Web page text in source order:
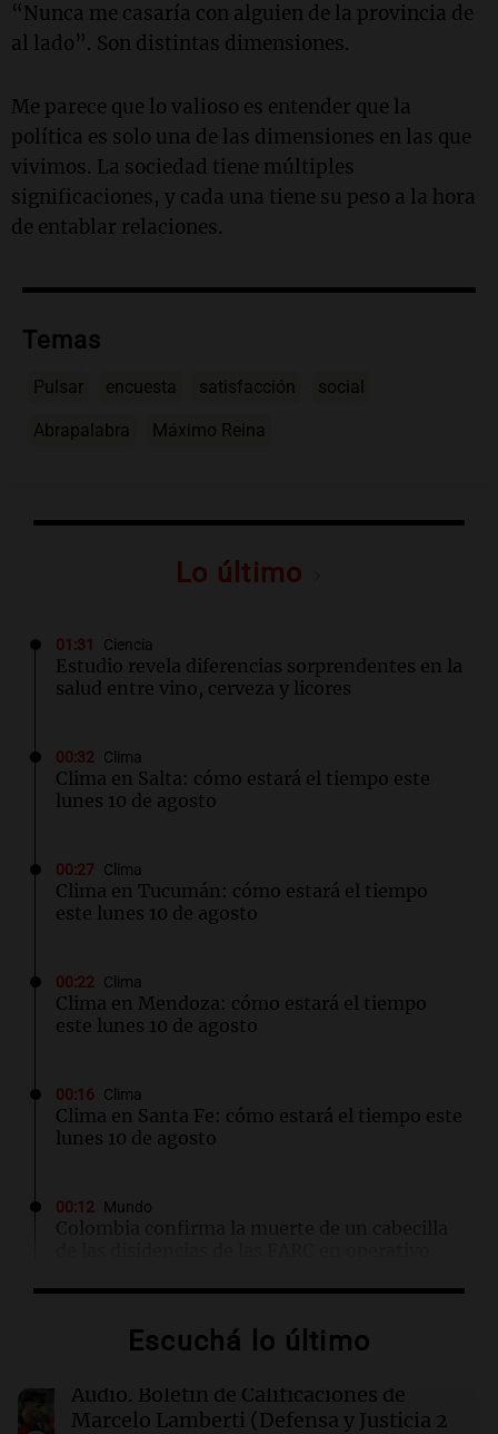
“Nunca me casaría con alguien de la provincia de
al lado”. Son distintas dimensiones.
Me parece que lo valioso es entender que la
política es solo una de las dimensiones en las que
vivimos. La sociedad tiene múltiples
significaciones, y cada una tiene su peso a la hora
de entablar relaciones.
Temas
Pulsar encuesta satisfacción social
Abrapalabra Máximo Reina
Lo último
01:31 Ciencia
Estudio revela diferencias sorprendentes en la
salud entre vino, cerveza y licores
00:32 Clima
Clima en Salta: cómo estará el tiempo este
lunes 10 de agosto
00:27 Clima
Clima en Tucumán: cómo estará el tiempo
este lunes 10 de agosto
00:22 Clima
Clima en Mendoza: cómo estará el tiempo
este lunes 10 de agosto
00:16 Clima
Clima en Santa Fe: cómo estará el tiempo este
lunes 10 de agosto
00:12 Mundo
Clima
lunes 10 de agosto
Escuchá lo último
Audio. Boletín de Calificaciones de
Marcelo Lamberti (Defensa y Justicia 2